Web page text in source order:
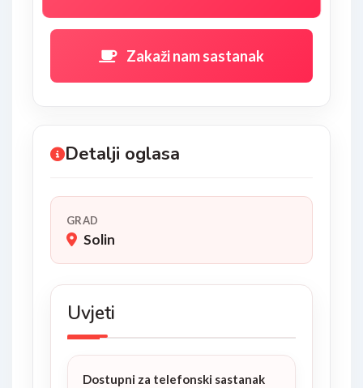
Zakaži nam sastanak
Detalji oglasa
GRAD
Solin
Uvjeti
Dostupni za telefonski sastanak